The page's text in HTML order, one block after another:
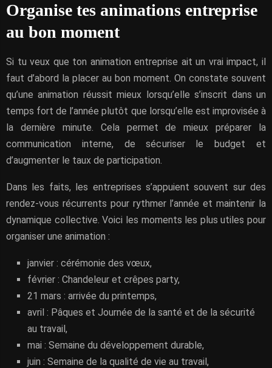
Organise tes animations entreprise
au bon moment
Si tu veux que ton animation entreprise ait un vrai impact, il
faut d’abord la placer au bon moment. On constate souvent
qu’une animation réussit mieux lorsqu’elle s’inscrit dans un
temps fort de l’année plutôt que lorsqu’elle est improvisée à
la dernière minute. Cela permet de mieux préparer la
communication interne, de sécuriser le budget et
d’augmenter le taux de participation.
Dans les faits, les entreprises s’appuient souvent sur des
rendez-vous récurrents pour rythmer l’année et maintenir la
dynamique collective. Voici les moments les plus utiles pour
organiser une animation :
janvier : cérémonie des vœux,
février : Chandeleur et crêpes party,
21 mars : arrivée du printemps,
avril : Pâques et Journée de la santé et de la sécurité
au travail,
mai : Semaine du développement durable,
juin : Semaine de la qualité de vie au travail,